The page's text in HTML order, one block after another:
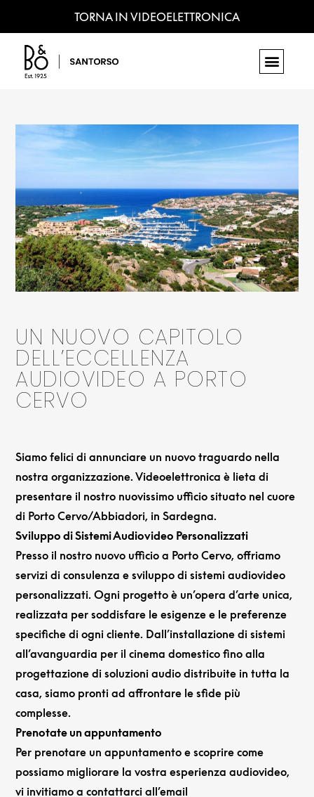
TORNA IN VIDEOELETTRONICA
UN NUOVO CAPITOLO
DELL’ECCELLENZA
AUDIOVIDEO A PORTO
CERVO
Siamo felici di annunciare un nuovo traguardo nella
nostra organizzazione. Videoelettronica è lieta di
presentare il nostro nuovissimo ufficio situato nel cuore
di Porto Cervo/Abbiadori, in Sardegna.
Sviluppo di Sistemi Audiovideo Personalizzati
Presso il nostro nuovo ufficio a Porto Cervo, offriamo
servizi di consulenza e sviluppo di sistemi audiovideo
personalizzati. Ogni progetto è un’opera d’arte unica,
realizzata per soddisfare le esigenze e le preferenze
specifiche di ogni cliente. Dall’installazione di sistemi
all’avanguardia per il cinema domestico fino alla
progettazione di soluzioni audio distribuite in tutta la
casa, siamo pronti ad affrontare le sfide più
complesse.
Prenotate un appuntamento
Per prenotare un appuntamento e scoprire come
possiamo migliorare la vostra esperienza audiovideo,
vi invitiamo a contattarci all’email